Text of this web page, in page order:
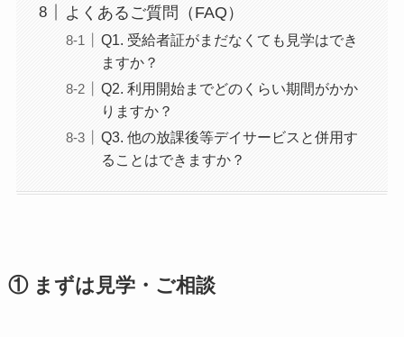
よくあるご質問（FAQ）
Q1. 受給者証がまだなくても見学はでき
ますか？
Q2. 利用開始までどのくらい期間がかか
りますか？
Q3. 他の放課後等デイサービスと併用す
ることはできますか？
① まずは見学・ご相談